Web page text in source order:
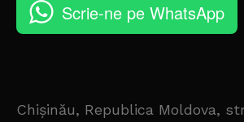
Scrie-ne pe WhatsApp
Chișinău, Republica Moldova,